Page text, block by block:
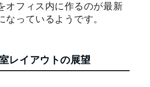
オフィス内に作るのが最新
なっているようです。
レイアウトの展望